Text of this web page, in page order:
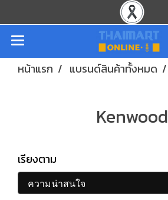
หน้าแรก แบรนด์สินค้าทั้งหมด
Kenwood
เรียงตาม